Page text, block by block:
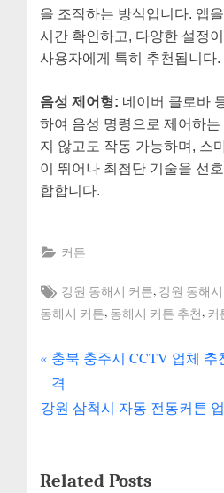
을 조작하는 방식입니다. 앱
시간 확인하고, 다양한 설정
사용자에게 특히 추천됩니다.
음성 제어형: 네이버 클로바
하여 음성 명령으로 제어하
지 않고도 작동 가능하며, 스
이 뛰어나 최첨단 기술을 선
합합니다.
커튼
Tags:
강원 동해시 커튼, 강원 동해
동해시 커튼, 동해시 커튼 추천, 커
글
내
게
P
r
e
o
충북 충주시 CCTV 업체 추
격
N
t
강원 삼척시 자동 전동커튼
Related Posts